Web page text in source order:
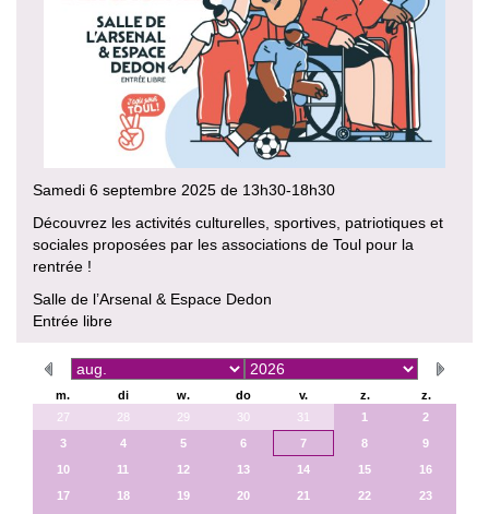
Samedi 6 septembre 2025 de 13h30-18h30
Découvrez les activités culturelles, sportives, patriotiques et
sociales proposées par les associations de Toul pour la
rentrée !
Salle de l’Arsenal & Espace Dedon
Entrée libre
m. di w. do v. z.
z.
27
28 29 30 31 1
2
3
4 5 6 7 8
9
10
11 12 13 14 15
16
17
18 19 20 21 22
23